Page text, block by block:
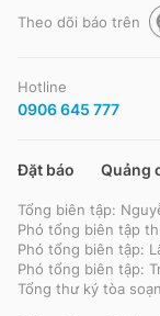
Theo dõi báo trên
Hotline
0906 645 777
Đặt báo Quảng
Tổng biên tập:
Phó tổng biên tập
Phó tổng biên tập:
Phó tổng biên tập:
Tổng thư ký tòa